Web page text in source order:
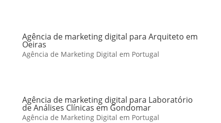
Agência de marketing digital para Arquiteto em
Oeiras
Agência de Marketing Digital em Portugal
Agência de marketing digital para Laboratório
de Análises Clínicas em Gondomar
Agência de Marketing Digital em Portugal